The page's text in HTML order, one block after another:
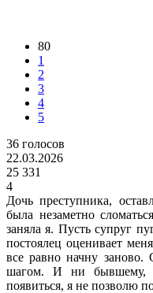
80
1
2
3
4
5
36 голосов
22.03.2026
25 331
4
Дочь преступника,
была незаметно
заняла я. Пусть супруг
постоялец оценивает
все равно начну
шагом. И ни бывшему,
появиться, я не позволю